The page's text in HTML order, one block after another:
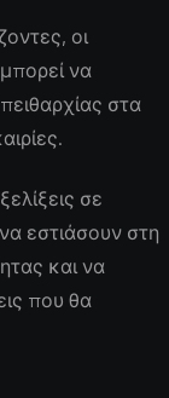
οι
να
στα
σε
εστιάσουν στη
και να
που θα